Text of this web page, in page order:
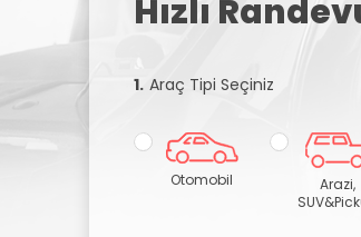
Hızlı
1. Araç Tipi Seçiniz
Otomobil
Arazi,